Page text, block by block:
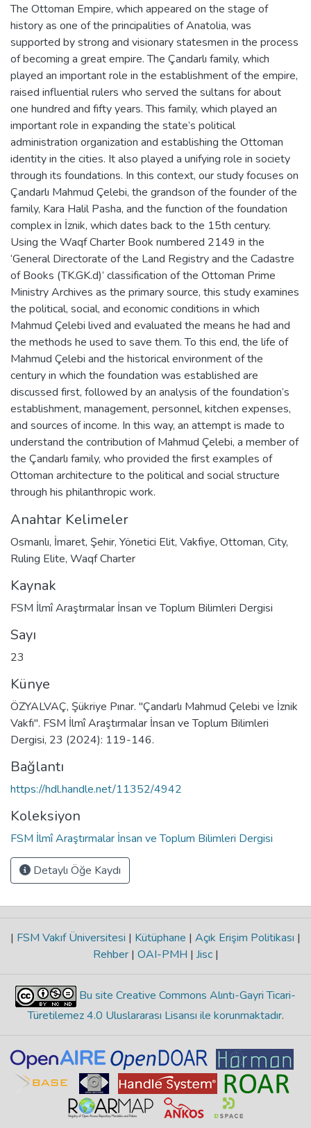
The Ottoman Empire, which appeared on the stage of
history as one of the principalities of Anatolia, was
supported by strong and visionary statesmen in the process
of becoming a great empire. The Çandarlı family, which
played an important role in the establishment of the empire,
raised influential rulers who served the sultans for about
one hundred and fifty years. This family, which played an
important role in expanding the state’s political
administration organization and establishing the Ottoman
identity in the cities. It also played a unifying role in society
through its foundations. In this context, our study focuses on
Çandarlı Mahmud Çelebi, the grandson of the founder of the
family, Kara Halil Pasha, and the function of the foundation
complex in İznik, which dates back to the 15th century.
Using the Waqf Charter Book numbered 2149 in the
‘General Directorate of the Land Registry and the Cadastre
of Books (TK.GK.d)’ classification of the Ottoman Prime
Ministry Archives as the primary source, this study examines
the political, social, and economic conditions in which
Mahmud Çelebi lived and evaluated the means he had and
the methods he used to save them. To this end, the life of
Mahmud Çelebi and the historical environment of the
century in which the foundation was established are
discussed first, followed by an analysis of the foundation’s
establishment, management, personnel, kitchen expenses,
and sources of income. In this way, an attempt is made to
understand the contribution of Mahmud Çelebi, a member of
the Çandarlı family, who provided the first examples of
Ottoman architecture to the political and social structure
through his philanthropic work.
Anahtar Kelimeler
Osmanlı, İmaret, Şehir, Yönetici Elit, Vakfiye, Ottoman, City,
Ruling Elite, Waqf Charter
Kaynak
FSM İlmî Araştırmalar İnsan ve Toplum Bilimleri Dergisi
Sayı
23
Künye
ÖZYALVAÇ, Şükriye Pınar. "Çandarlı Mahmud Çelebi ve İznik
Vakfı". FSM İlmî Araştırmalar İnsan ve Toplum Bilimleri
Dergisi, 23 (2024): 119-146.
Bağlantı
https://hdl.handle.net/11352/4942
Koleksiyon
FSM İlmî Araştırmalar İnsan ve Toplum Bilimleri Dergisi
Detaylı Öğe Kaydı
| FSM Vakıf Üniversitesi | Kütüphane | Açık Erişim Politikası |
Rehber | OAI-PMH | Jisc |
Bu site Creative Commons Alıntı-Gayri Ticari-
Türetilemez 4.0 Uluslararası Lisansı ile korunmaktadır.